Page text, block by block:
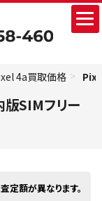
4a買取価格
SIMフリー
定額が異なります。